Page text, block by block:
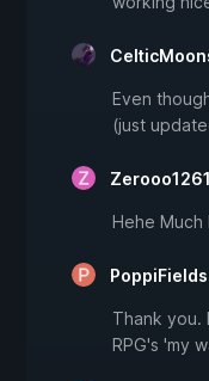
Even
(just
Hehe Much
PoppiFields
Thank you.
RPG's 'my